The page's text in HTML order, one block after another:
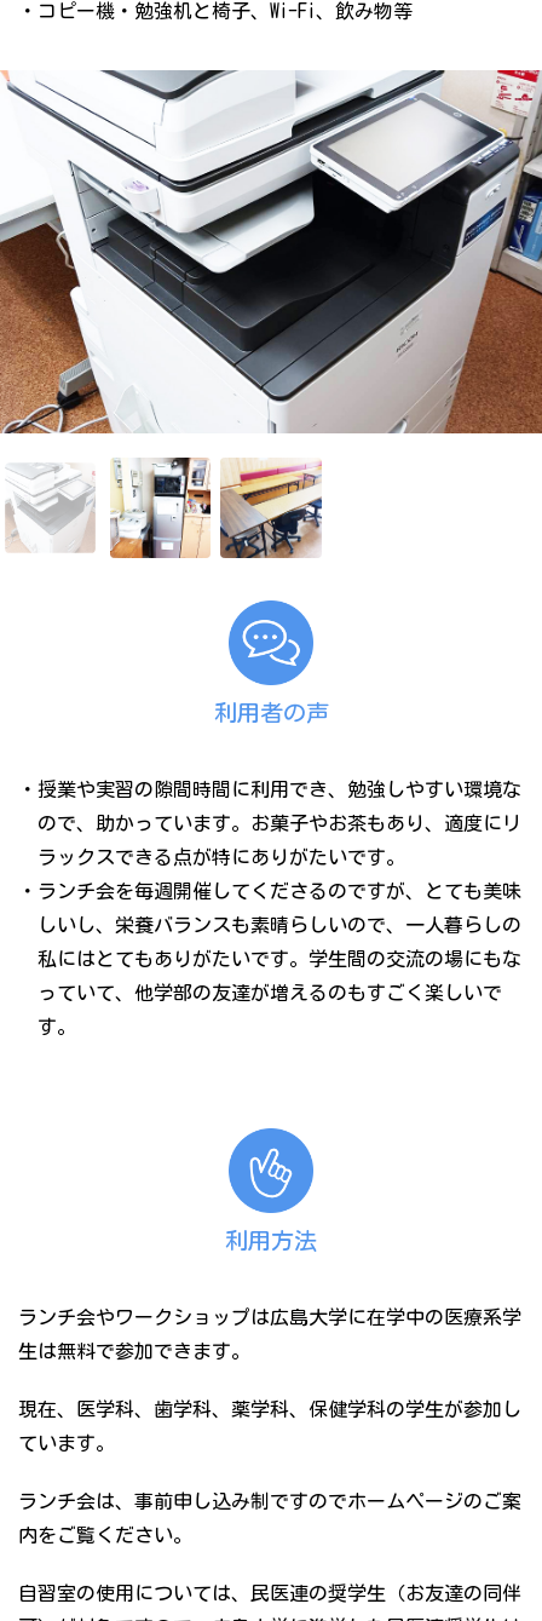
・コピー機・勉強机と椅子、Wi-Fi、飲み物等
利用者の声
・授業や実習の隙間時間に利用でき、勉強しやすい環境な
ので、助かっています。お菓子やお茶もあり、適度にリ
ラックスできる点が特にありがたいです。
・ランチ会を毎週開催してくださるのですが、とても美味
しいし、栄養バランスも素晴らしいので、一人暮らしの
私にはとてもありがたいです。学生間の交流の場にもな
っていて、他学部の友達が増えるのもすごく楽しいで
す。
利用方法
ランチ会やワークショップは広島大学に在学中の医療系学
生は無料で参加できます。
現在、医学科、歯学科、薬学科、保健学科の学生が参加し
ています。
ランチ会は、事前申し込み制ですのでホームページのご案
内をご覧ください。
自習室の使用については、民医連の奨学生（お友達の同伴